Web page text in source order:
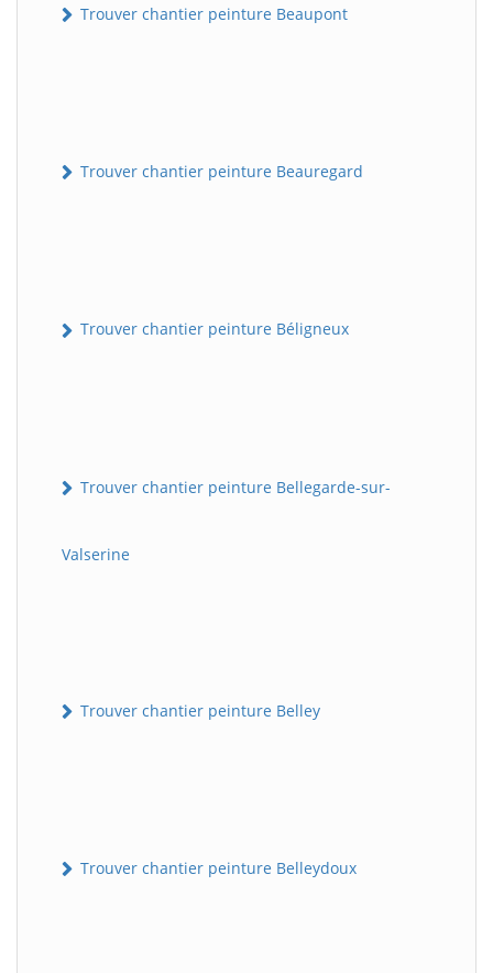
Trouver chantier peinture Beaupont
Trouver chantier peinture Beauregard
Trouver chantier peinture Béligneux
Trouver chantier peinture Bellegarde-sur-
Valserine
Trouver chantier peinture Belley
Trouver chantier peinture Belleydoux